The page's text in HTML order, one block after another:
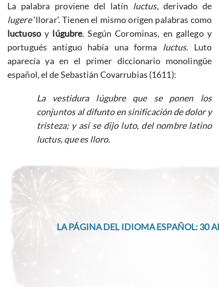
La palabra proviene del latín luctus, derivado de
lugere‘llorar’. Tienen el mismo origen palabras como
luctuosoy lúgubre. Según Corominas, en gallego y
portugués antiguo había una forma luctus. Luto
aparecía ya en el primer diccionario monolingüe
español, el de Sebastián Covarrubias (1611):
La vestidura lúgubre que se ponen los
conjuntos al difunto en sinificación de dolor y
tristeza; y así se dijo luto, del nombre latino
luctus, que es lloro.
LA PÁGINA DEL IDIOMA ESPAÑOL: 30